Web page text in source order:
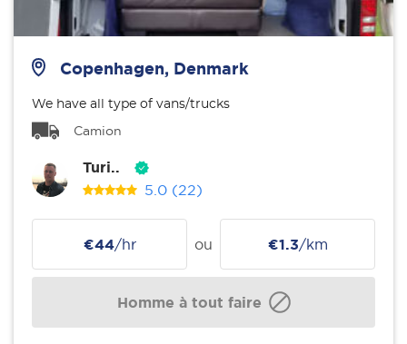
Copenhagen, Denmark
We have all type of vans/trucks
Camion
Turi..
5.0 (22)
€44/hr ou €1.3/km
Homme à tout faire